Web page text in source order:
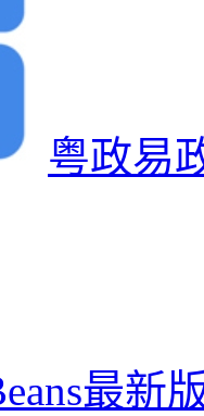
粤政易
最新